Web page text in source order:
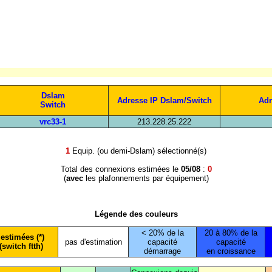
Dslam
Switch
Adresse IP Dslam/Switch
vrc33-1
213.228.25.222
1 Equip. (ou demi-Dslam) sélectionné(s)
Total des connexions estimées le 05/08: 0
(avecles plafonnements par équipement)
Légende des couleurs
(*)
ftth)
pas d'estimation
< 20% de la
capacité
démarrage
20 à 80% de la
capacité
en croissance